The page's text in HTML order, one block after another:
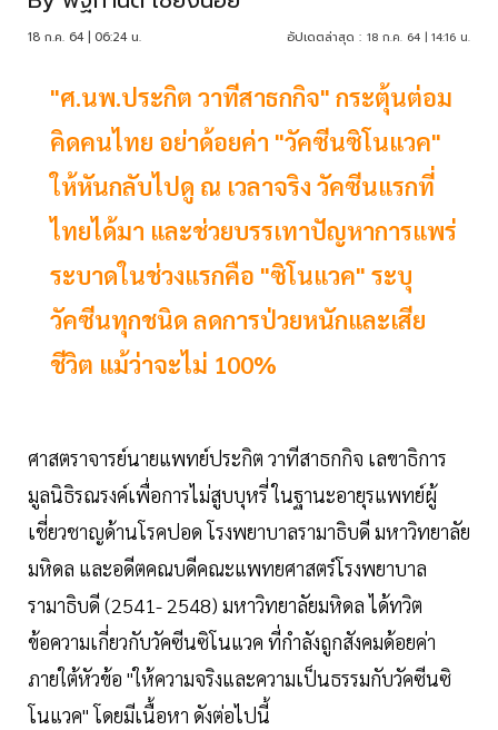
18 ก.ค. 64 | 06:24 น. อัปเดตล่าสุด : 18 ก.ค. 64 | 14:16 น.
"ศ.นพ.ประกิต วาทีสาธกกิจ" กระตุ้นต่อม
คิดคนไทย อย่าด้อยค่า "วัคซีนซิโนแวค"
ให้หันกลับไปดู ณ เวลาจริง วัคซีนแรกที่
ไทยได้มา และช่วยบรรเทาปัญหาการแพร่
ระบาดในช่วงแรกคือ "ซิโนแวค" ระบุ
วัคซีนทุกชนิด ลดการป่วยหนักและเสีย
ชีวิต แม้ว่าจะไม่ 100%
ศาสตราจารย์นายแพทย์ประกิต วาทีสาธกกิจ เลขาธิการ
มูลนิธิรณรงค์เพื่อการไม่สูบบุหรี่ ในฐานะอายุรแพทย์ผู้
เชี่ยวชาญด้านโรคปอด โรงพยาบาลรามาธิบดี มหาวิทยาลัย
มหิดล และอดีตคณบดีคณะแพทยศาสตร์โรงพยาบาล
รามาธิบดี (2541- 2548) มหาวิทยาลัยมหิดล ได้ทวิต
ข้อความเกี่ยวกับวัคซีนซิโนแวค ที่กำลังถูกสังคมด้อยค่า
ภายใต้หัวข้อ "ให้ความจริงและความเป็นธรรมกับวัคซีนซิ
โนแวค" โดยมีเนื้อหา ดังต่อไปนี้